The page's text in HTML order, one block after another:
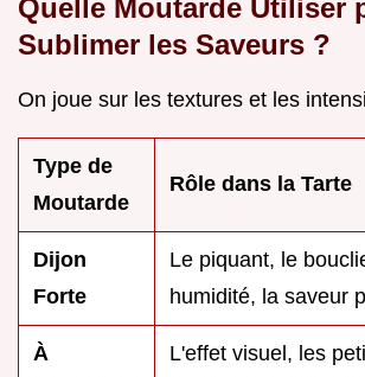
Quelle Moutarde Utiliser
Sublimer les Saveurs ?
On joue sur les textures et les
Type de
Moutarde
Rôle dans la Tarte
Dijon
Forte
Le piquant, le
humidité, la saveur
À
L'effet visuel, les